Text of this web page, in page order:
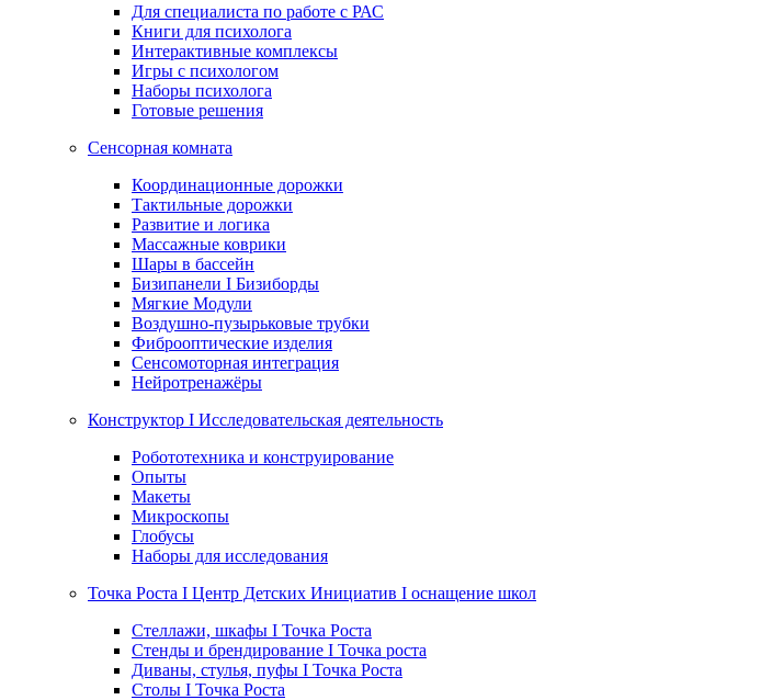
Для специалиста по работе с РАС
Книги для психолога
Интерактивные комплексы
Игры с психологом
Наборы психолога
Готовые решения
Сенсорная комната
Координационные дорожки
Тактильные дорожки
Развитие и логика
Массажные коврики
Шары в бассейн
Бизипанели I Бизиборды
Мягкие Модули
Воздушно-пузырьковые трубки
Фиброоптические изделия
Сенсомоторная интеграция
Нейротренажёры
Конструктор I Исследовательская деятельность
Робототехника и конструирование
Опыты
Макеты
Микроскопы
Глобусы
Наборы для исследования
Точка Роста I Центр Детских Инициатив I оснащение школ
Стеллажи, шкафы I Точка Роста
Стенды и брендирование I Точка роста
Диваны, стулья, пуфы I Точка Роста
Столы I Точка Роста